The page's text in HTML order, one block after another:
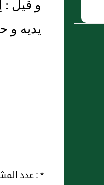
و قيل :
يديه و
* : عدد المشاهدات و التنزيل